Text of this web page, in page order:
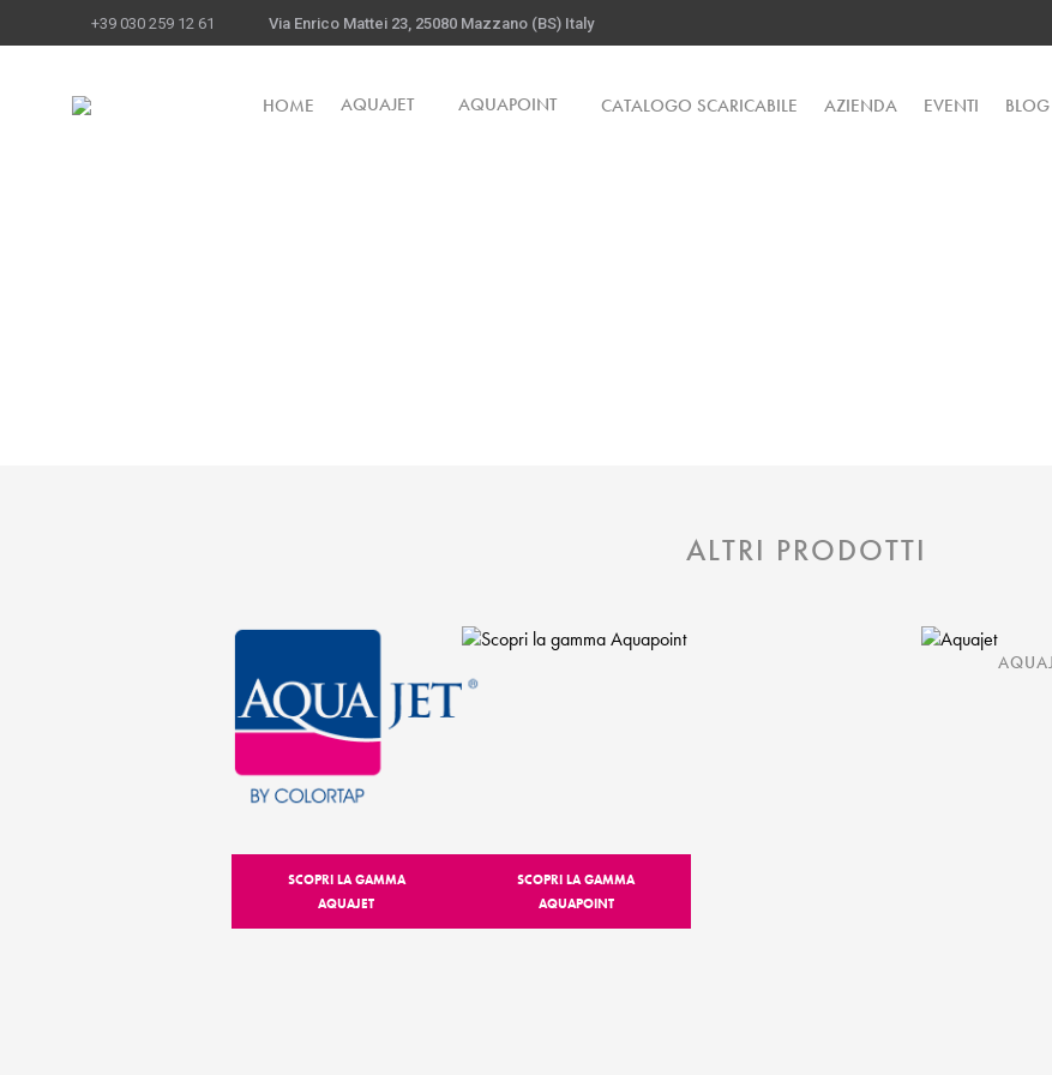
+39 030 259 12 61 Via Enrico Mattei 23, 25080 Mazzano (BS) Italy
HOME AQUAJET AQUAPOINT CATALOGO SCARICABILE AZIENDA EVENTI BLOG
ALTRI PRODOTTI
SCOPRI LA GAMMA
AQUAJET
SCOPRI LA GAMMA
AQUAPOINT